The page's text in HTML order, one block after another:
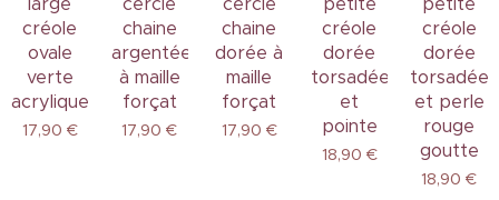
créole
ovale
verte
acrylique
17,90 €
chaine
argentée
à maille
forçat
17,90 €
chaine
dorée à
maille
forçat
17,90 €
créole
dorée
torsadée
et
pointe
18,90 €
créole
dorée
torsadée
et perle
rouge
goutte
18,90 €